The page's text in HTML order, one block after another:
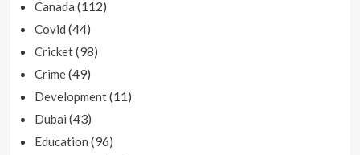
Canada (112)
Covid (44)
Cricket(98)
Crime(49)
Development(11)
Dubai (43)
Education (96)